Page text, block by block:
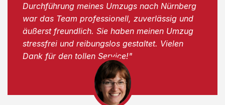
Durchführung meines Umzugs nach Nürnberg
war das Team professionell, zuverlässig und
äußerst freundlich. Sie haben meinen Umzug
stressfrei und reibungslos gestaltet. Vielen
Dank für den tollen Service!"